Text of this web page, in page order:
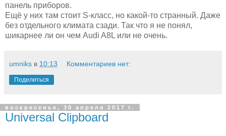
панель приборов.
Ещё у них там стоит S-класс, но какой-то странный. Даже
без отдельного климата сзади. Так что я не понял,
шикарнее ли он чем Audi A8L или не очень.
umniks в 10:13 Комментариев нет:
Поделиться
воскресенье, 30 апреля 2017 г.
Universal Clipboard